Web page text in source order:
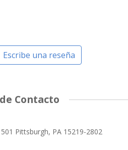
Escribe una reseña
Contacto
Pittsburgh, PA 15219-2802